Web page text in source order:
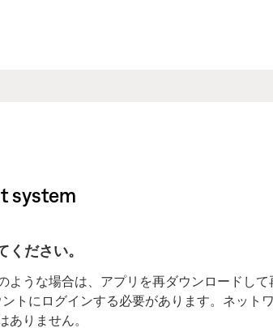
system
ださい。
うな場合は、アプリを再ダウンロードして
トにログインする必要があります。ネット
りません。